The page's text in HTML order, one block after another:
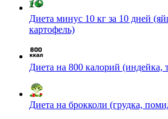
Диета минус 10 кг за 10 дней
картофель)
Диета на 800 калорий (индейка,
Диета на брокколи (грудка,